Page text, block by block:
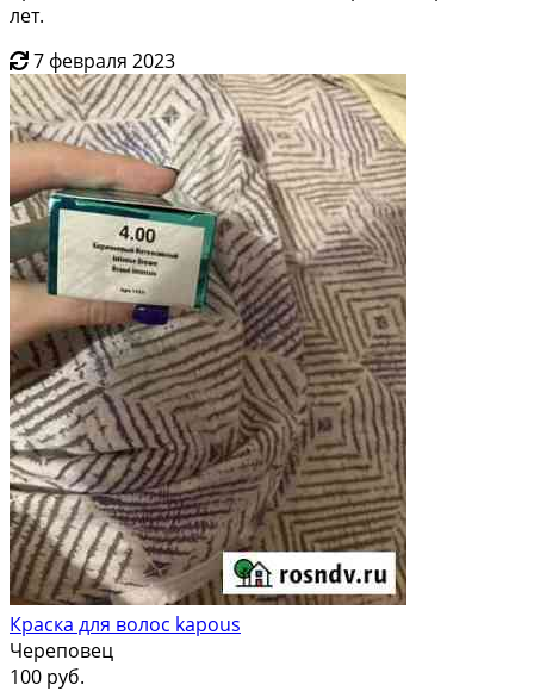
лет.
7 февраля 2023
Краска для волос kapous
Череповец
100 руб.